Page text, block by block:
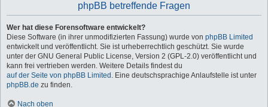
phpBB betreffende Fragen
Wer hat diese Forensoftware entwickelt?
Diese Software (in ihrer unmodifizierten Fassung) wurde von phpBB Limited
entwickelt und veröffentlicht. Sie ist urheberrechtlich geschützt. Sie wurde
unter der GNU General Public License, Version 2 (GPL-2.0) veröffentlicht und
kann frei vertrieben werden. Weitere Details findest du
auf der Seite von phpBB Limited . Eine deutschsprachige Anlaufstelle ist unter
phpBB.de zu finden.
Nach oben